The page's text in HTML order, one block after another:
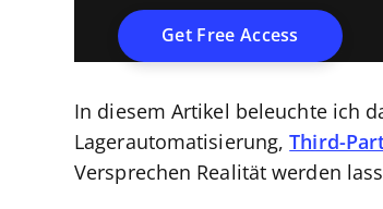
In diesem Artikel beleuchte ich
Lagerautomatisierung,Third-
Versprechen Realität werden